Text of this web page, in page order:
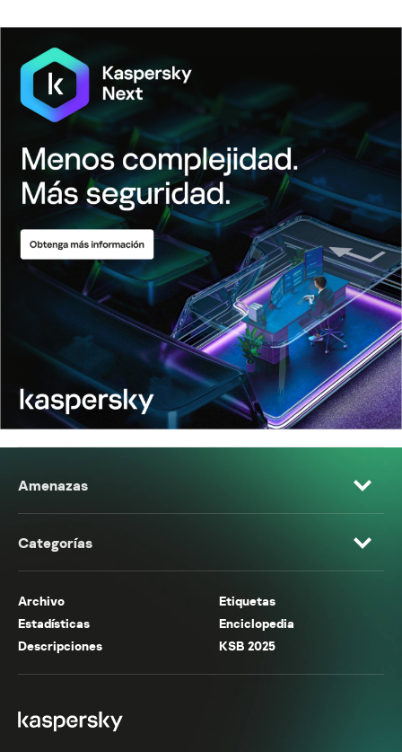
Amenazas
Categorías
Archivo
Etiquetas
Estadísticas
Enciclopedia
Descripciones
KSB 2025